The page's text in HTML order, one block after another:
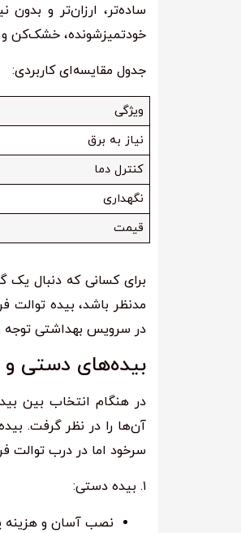
ساده‌تر، ارزان‌تر و بدون
خودتمیز‌شونده، خشک‌کن
جدول مقایسه‌ای کاربردی:
ویژگی
نیاز به برق
کنترل دما
نگهداری
قیمت
برای کسانی که دنبال یک
مدنظر باشد، بیده توالت
در سرویس بهداشتی توجه
بیده‌های دستی
آن‌ها را در نظر گرفت.
سرخود اما در درب توالت
۱. بیده دستی:
نصب آسان و هزینه